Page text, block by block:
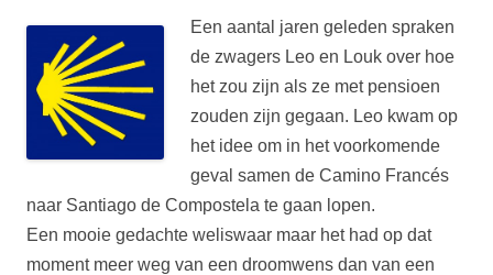
Een aantal jaren geleden spraken
de zwagers Leo en Louk over hoe
het zou zijn als ze met pensioen
zouden zijn gegaan. Leo kwam op
het idee om in het voorkomende
geval samen de Camino Francés
naar Santiago de Compostela te gaan lopen.
Een mooie gedachte weliswaar maar het had op dat
moment meer weg van een droomwens dan van een